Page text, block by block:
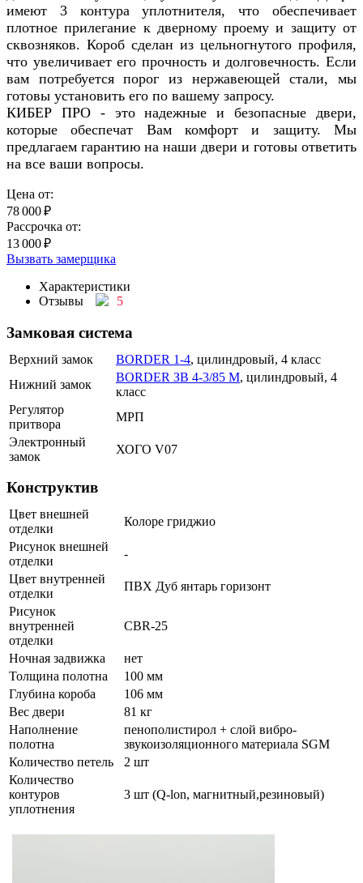
имеют 3 контура уплотнителя, что обеспечивает
плотное прилегание к дверному проему и защиту от
сквозняков. Короб сделан из цельногнутого профиля,
что увеличивает его прочность и долговечность. Если
вам потребуется порог из нержавеющей стали, мы
готовы установить его по вашему запросу.
КИБЕР ПРО - это надежные и безопасные двери,
которые обеспечат Вам комфорт и защиту. Мы
предлагаем гарантию на наши двери и готовы ответить
на все ваши вопросы.
Цена от:
78 000₽
Рассрочка от:
13 000₽
Вызвать замерщика
Характеристики
Отзывы
5
Замковая система
Верхний замок BORDER 1-4, цилиндровый, 4 класс
Нижний замок
BORDER ЗВ 4-3/85 М, цилиндровый, 4
класс
Регулятор
притвора
МРП
Электронный
замок
ХОГО V07
Конструктив
Цвет внешней
отделки
Колоре гриджио
Рисунок внешней
отделки
-
Цвет внутренней
отделки
ПВХ Дуб янтарь горизонт
Рисунок
внутренней
отделки
CBR-25
Ночная задвижка
нет
Толщина полотна
100 мм
Глубина короба
106 мм
Вес двери
81 кг
Наполнение
полотна
пенополистирол + слой вибро-
звукоизоляционного материала SGM
Количество петель
2 шт
Количество
контуров
уплотнения
3 шт (Q-lon, магнитный,резиновый)